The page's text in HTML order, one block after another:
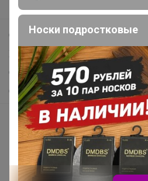
Поддержка альпак
Самое выгодное
Хиты продаж
Самое желанное
Самое быстрое
Начать зарабатывать с 24-ok
Picabox.ru - Лучшее место
Розыгрыш - Генератор
Пульс нашего маркетплейса
Носки подростковые